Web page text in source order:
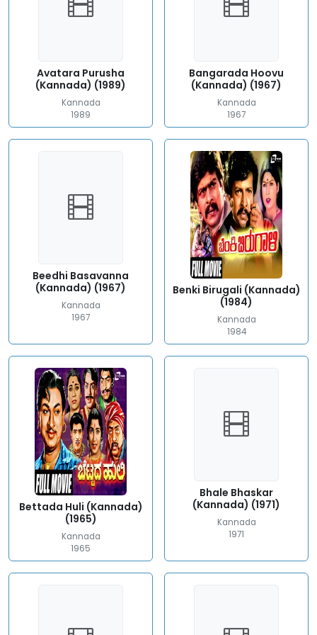
Avatara Purusha
(Kannada) (1989)
Kannada
1989
Bangarada Hoovu
(Kannada) (1967)
Kannada
1967
Beedhi Basavanna
(Kannada) (1967)
Kannada
1967
Benki Birugali (Kannada)
(1984)
Kannada
1984
Bettada Huli (Kannada)
(1965)
Kannada
1965
Bhale Bhaskar
(Kannada) (1971)
Kannada
1971